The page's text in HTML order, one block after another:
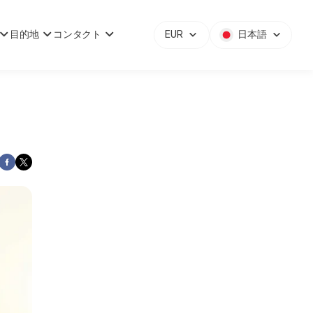
目的地 コンタクト EUR 日本語